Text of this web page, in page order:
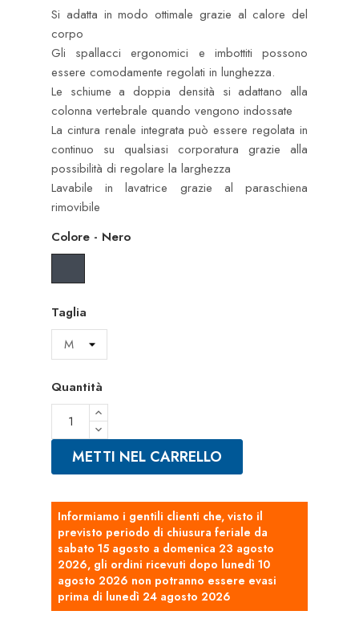
Si adatta in modo ottimale grazie al calore del
corpo
Gli spallacci ergonomici e imbottiti possono
essere comodamente regolati in lunghezza.
Le schiume a doppia densità si adattano alla
colonna vertebrale quando vengono indossate
La cintura renale integrata può essere regolata in
continuo su qualsiasi corporatura grazie alla
possibilità di regolare la larghezza
Lavabile in lavatrice grazie al paraschiena
rimovibile
Colore - Nero
Taglia
Quantità
METTI NEL CARRELLO
Informiamo i gentili clienti che, visto il
previsto periodo di chiusura feriale da
sabato 15 agosto a domenica 23 agosto
2026, gli ordini ricevuti dopo lunedì 10
agosto 2026 non potranno essere evasi
prima di lunedì 24 agosto 2026